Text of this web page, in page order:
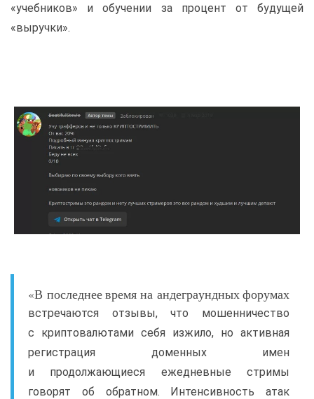
«учебников» и обучении за процент от будущей
«выручки».
«В последнее время на андеграундных форумах
встречаются отзывы, что мошенничество
с криптовалютами себя изжило, но активная
регистрация доменных имен
и продолжающиеся ежедневные стримы
говорят об обратном. Интенсивность атак